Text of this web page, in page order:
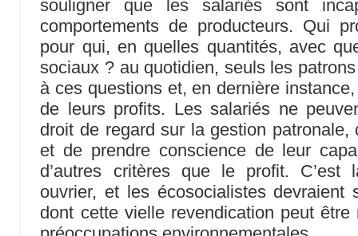
souligner que les salariés sont
comportements de producteurs. Qui
pour qui, en quelles quantités, avec
sociaux ? au quotidien, seuls les
à ces questions et, en dernière
de leurs profits. Les salariés ne
droit de regard sur la gestion
et de prendre conscience de leur
d’autres critères que le profit. C’est
ouvrier, et les écosocialistes devraient
dont cette vielle revendication peut